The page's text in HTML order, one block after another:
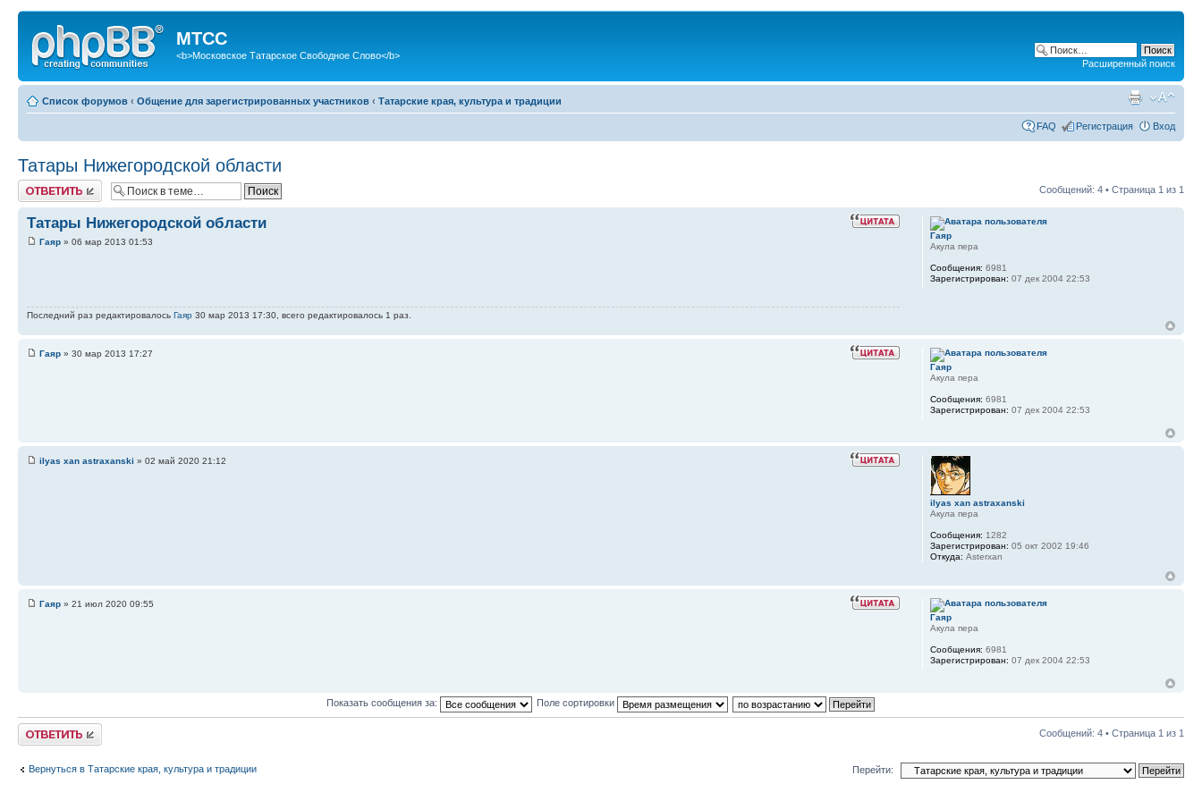
МТСС
<b>Московское Татарское Свободное Слово</b>
Расширенный поиск
Список форумов ‹ Общение для зарегистрированных участников ‹ Татарские края, культура и традиции
FAQ Регистрация Вход
Татары Нижегородской области
Ответить Сообщений: 4 • Страница 1 из 1
Татары Нижегородской области
Гаяр » 06 мар 2013 01:53
Последний раз редактировалось Гаяр 30 мар 2013 17:30, всего редактировалось 1 раз.
Гаяр
Акула пера
Сообщения: 6981
Зарегистрирован: 07 дек 2004 22:53
Гаяр » 30 мар 2013 17:27
Гаяр
Акула пера
Сообщения: 6981
Зарегистрирован: 07 дек 2004 22:53
ilyas xan astraxanski » 02 май 2020 21:12
ilyas xan astraxanski
Акула пера
Сообщения: 1282
Зарегистрирован: 05 окт 2002 19:46
Откуда: Asterxan
Гаяр » 21 июл 2020 09:55
Гаяр
Акула пера
Сообщения: 6981
Зарегистрирован: 07 дек 2004 22:53
Показать сообщения за: Поле сортировки
Ответить Сообщений: 4 • Страница 1 из 1
Вернуться в Татарские края, культура и традиции Перейти: